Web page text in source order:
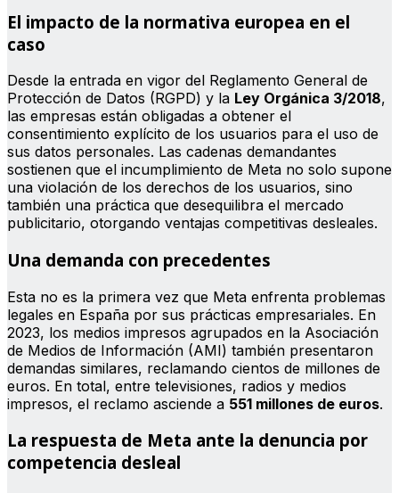
El impacto de la normativa europea en el
caso
Desde la entrada en vigor del Reglamento General de
Protección de Datos (RGPD) y la Ley Orgánica 3/2018,
las empresas están obligadas a obtener el
consentimiento explícito de los usuarios para el uso de
sus datos personales. Las cadenas demandantes
sostienen que el incumplimiento de Meta no solo supone
una violación de los derechos de los usuarios, sino
también una práctica que desequilibra el mercado
publicitario, otorgando ventajas competitivas desleales.
Una demanda con precedentes
Esta no es la primera vez que Meta enfrenta problemas
legales en España por sus prácticas empresariales. En
2023, los medios impresos agrupados en la Asociación
de Medios de Información (AMI) también presentaron
demandas similares, reclamando cientos de millones de
euros. En total, entre televisiones, radios y medios
impresos, el reclamo asciende a 551 millones de euros.
La respuesta de Meta ante la denuncia por
competencia desleal